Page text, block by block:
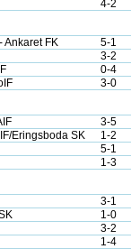
4-2
Ankaret FK
5-1
3-2
0-4
3-0
3-5
Eringsboda SK
1-2
5-1
1-3
3-1
1-0
3-2
1-4